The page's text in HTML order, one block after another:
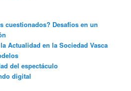
cuestionados? Desafíos en un
Actualidad en la Sociedad Vasca
del espectáculo
digital